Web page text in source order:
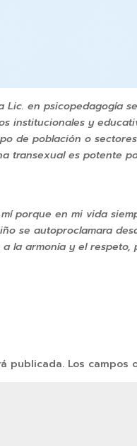
Lic. en
institucionales y
de población o
transexual es potente
porque en mi vida
se autoproclamara
la armonía y el
publicada. Los campos